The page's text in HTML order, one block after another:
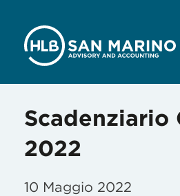
Scadenziario
2022
10 Maggio 2022